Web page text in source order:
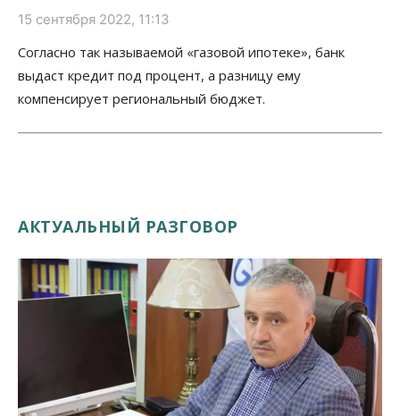
15 сентября 2022, 11:13
Согласно так называемой «газовой ипотеке», банк
выдаст кредит под процент, а разницу ему
компенсирует региональный бюджет.
АКТУАЛЬНЫЙ РАЗГОВОР